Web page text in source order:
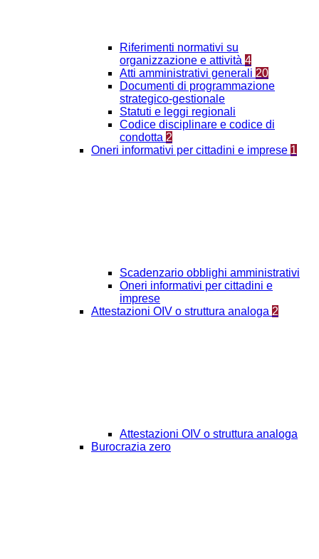
Riferimenti normativi su
organizzazione e attività 4
Atti amministrativi generali 20
Documenti di programmazione
strategico-gestionale
Statuti e leggi regionali
Codice disciplinare e codice di
condotta 2
Oneri informativi per cittadini e imprese 1
Scadenzario obblighi amministrativi
Oneri informativi per cittadini e
imprese
Attestazioni OIV o struttura analoga 2
Attestazioni OIV o struttura analoga
Burocrazia zero